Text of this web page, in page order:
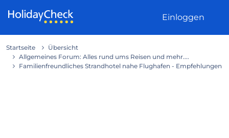
Einloggen
Startseite
Übersicht
Allgemeines Forum: Alles rund ums Reisen und mehr....
Familienfreundliches Strandhotel nahe Flughafen - Empfehlungen